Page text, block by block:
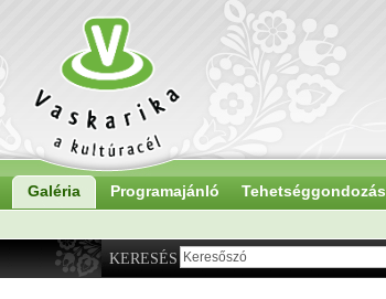
Galéria Programajánló Tehetséggondozás
KERESÉS